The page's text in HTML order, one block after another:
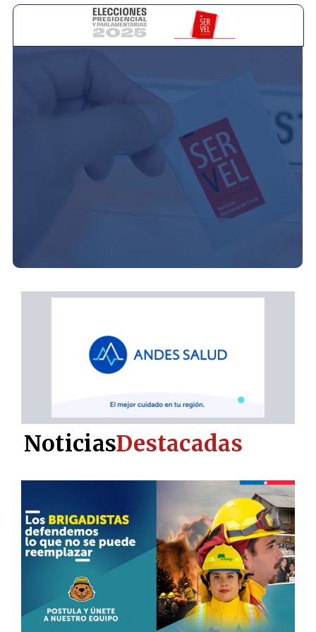
NoticiasDestacadas